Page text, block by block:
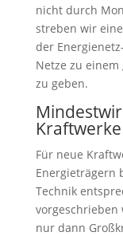
nicht durch
streben wir
der
Netze zu
zu geben.
Kraftwerke
Für neue
Energieträgern
Technik
vorgeschrieben
nur dann